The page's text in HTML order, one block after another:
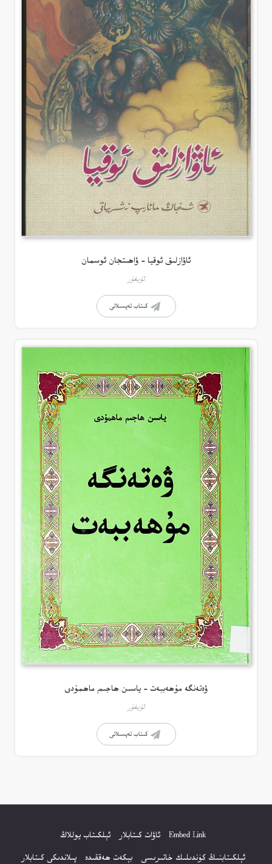
ئاۋازلىق ئوقيا – ۋاھىتجان ئوسمان
ئۇيغۇر
كىتاب تەپسىلاتى
ۋەتەنگە مۇھەببەت – ياسىن ھاجىم ماھمۇدى
ئۇيغۇر
كىتاب تەپسىلاتى
Embed Link ئاۋات كىتابلار
ئېلكىتاب يوللاڭ
ئېلكىتابنىڭ كۈندىلىك خاتىرىسى
بېكەت ھەققىدە پىلاندىكى كىتابلار